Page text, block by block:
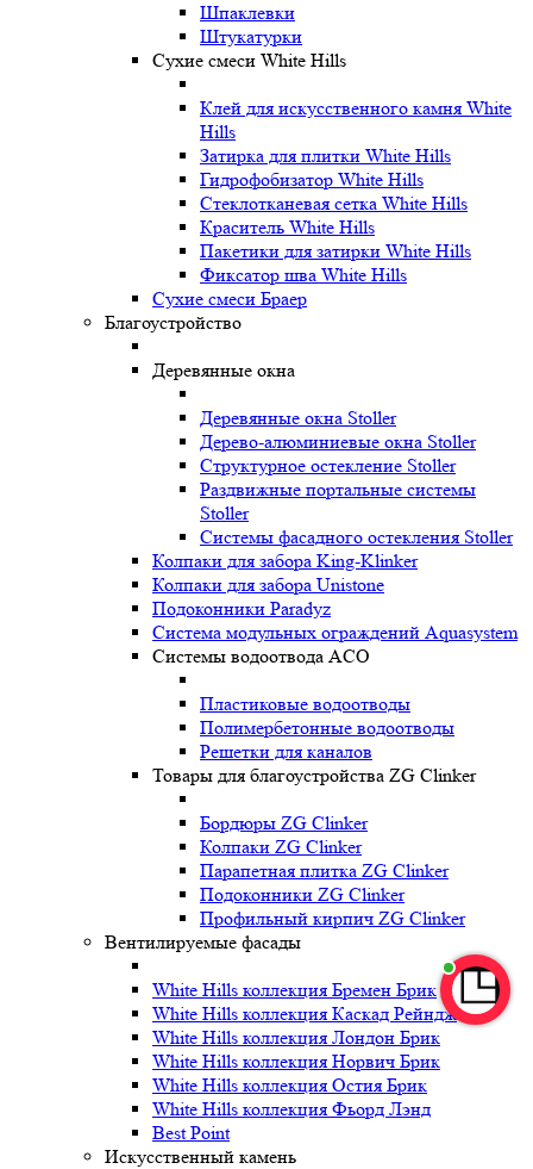
Шпаклевки
Штукатурки
Сухие смеси White Hills
Клей для искусственного камня White
Hills
Затирка для плитки White Hills
Гидрофобизатор White Hills
Стеклотканевая сетка White Hills
Краситель White Hills
Пакетики для затирки White Hills
Фиксатор шва White Hills
Сухие смеси Браер
Благоустройство
Деревянные окна
Деревянные окна Stoller
Дерево-алюминиевые окна Stoller
Структурное остекление Stoller
Раздвижные портальные системы
Stoller
Системы фасадного остекления Stoller
Колпаки для забора King-Klinker
Колпаки для забора Unistone
Подоконники Paradyz
Система модульных ограждений Aquasystem
Системы водоотвода ACO
Пластиковые водоотводы
Полимербетонные водоотводы
Решетки для каналов
Товары для благоустройства ZG Clinker
Бордюры ZG Clinker
Колпаки ZG Clinker
Парапетная плитка ZG Clinker
Подоконники ZG Clinker
Профильный кирпич ZG Clinker
Вентилируемые фасады
White Hills коллекция Бремен Брик
White Hills коллекция Каскад Рейндж
White Hills коллекция Лондон Брик
White Hills коллекция Норвич Брик
White Hills коллекция Остия Брик
White Hills коллекция Фьорд Лэнд
Best Point
Искусственный камень